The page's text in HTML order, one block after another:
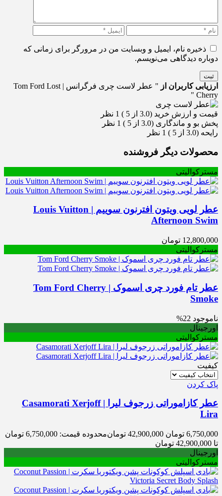
ذخیره نام، ایمیل و وبسایت من در مرورگر برای زمانی که
دوباره دیدگاهی می‌نویسم.
ثبت
ارزیابی کاربران از
" عطر لاست چری فرگرانس | Tom Ford Lost
Cherry "
قیمت و ارزش خرید (3.0 از 5 )
1 نظر
پخش بو و ماندگاری (3.0 از 5 )
1 نظر
رایحه (3.0 از 5 )
1 نظر
محصولات دیگر فروشنده
مسترکوالیتی
عطر لویی ویتون افترنون سوییم | Louis Vuitton
Afternoon Swim
12,800,000 تومان
مسترکوالیتی
عطر تام فورد چری اسموک | Tom Ford Cherry
Smoke
ناموجود 22%
اورجینال
مسترکوالیتی
کیفیت
پاک کردن
عطر کازاموراتی زرجوف لیرا | Casamorati Xerjoff
Lira
6,750,000 تومان 42,900,000 تومان
محدوده قیمت: 6,750,000 تومان
تا 42,900,000 تومان
اورجینال
مسترکوالیتی